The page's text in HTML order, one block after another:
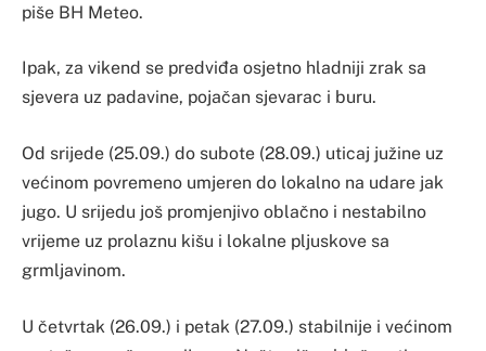
piše BH Meteo.
Ipak, za vikend se predviđa osjetno hladniji zrak sa
sjevera uz padavine, pojačan sjevarac i buru.
Od srijede (25.09.) do subote (28.09.) uticaj južine uz
većinom povremeno umjeren do lokalno na udare jak
jugo. U srijedu još promjenjivo oblačno i nestabilno
vrijeme uz prolaznu kišu i lokalne pljuskove sa
grmljavinom.
U četvrtak (26.09.) i petak (27.09.) stabilnije i većinom